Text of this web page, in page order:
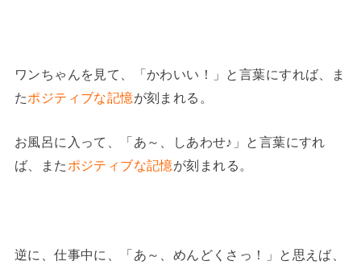
ワンちゃんを見て、「かわいい！」と言葉にすれば、ま
たポジティブな記憶が刻まれる。
お風呂に入って、「あ～、しあわせ♪」と言葉にすれ
ば、また ポジティブな記憶が刻まれる。
逆に、仕事中に、「あ～、めんどくさっ！」と思えば、